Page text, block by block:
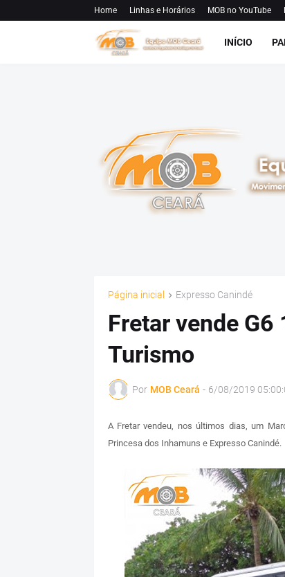
Home Linhas e Horários MOB no YouTube
INÍCIO
Página inicial Expresso Canindé
Fretar vende
Turismo
Por MOB Ceará - 6/08/2019
A Fretar vendeu, nos últimos dias, um
Princesa dos Inhamuns e Expresso Canindé.